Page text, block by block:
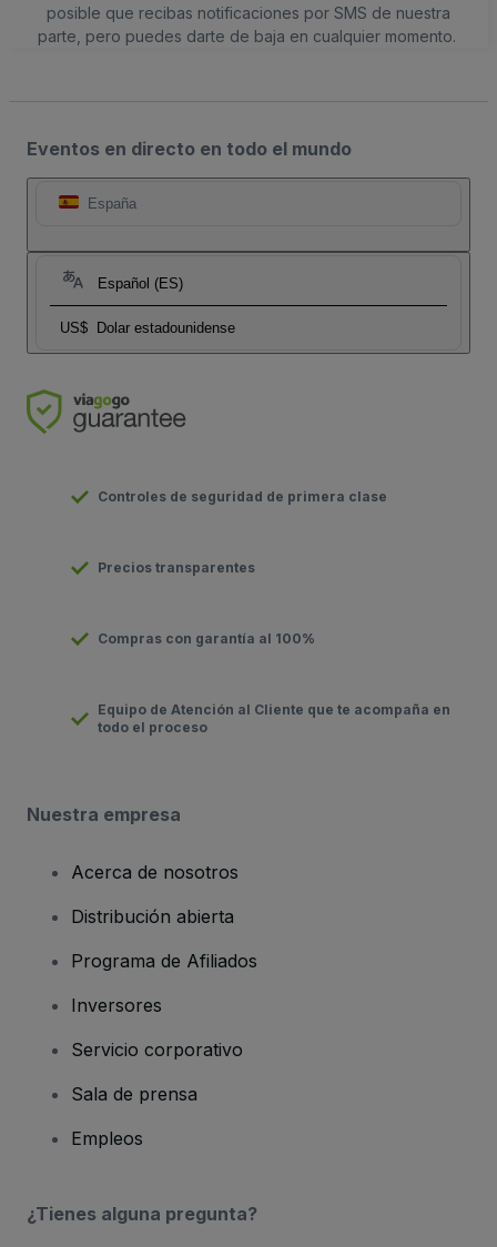
posible que recibas notificaciones por SMS de nuestra
parte, pero puedes darte de baja en cualquier momento.
Eventos en directo en todo el mundo
España
Español (ES)
US$ Dolar estadounidense
Controles de seguridad de primera clase
Precios transparentes
Compras con garantía al 100%
Equipo de Atención al Cliente que te acompaña en
todo el proceso
Nuestra empresa
Acerca de nosotros
Distribución abierta
Programa de Afiliados
Inversores
Servicio corporativo
Sala de prensa
Empleos
¿Tienes alguna pregunta?